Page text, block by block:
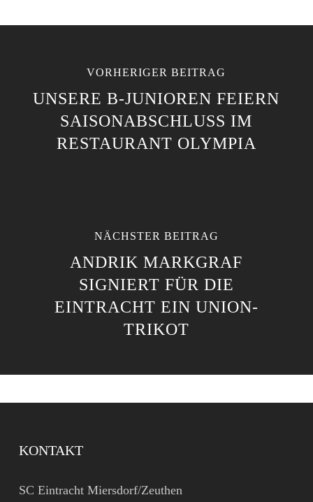
VORHERIGER BEITRAG
UNSERE B-JUNIOREN FEIERN
SAISONABSCHLUSS IM
RESTAURANT OLYMPIA
NÄCHSTER BEITRAG
ANDRIK MARKGRAF
SIGNIERT FÜR DIE
EINTRACHT EIN UNION-
TRIKOT
KONTAKT
SC Eintracht Miersdorf/Zeuthen